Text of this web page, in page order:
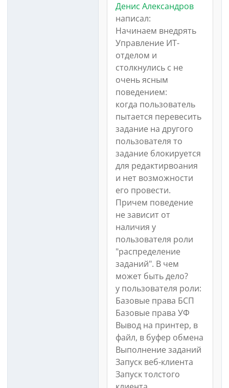
Денис Александров
написал:
Начинаем внедрять
Управление ИТ-
отделом и
столкнулись с не
очень ясным
поведением:
когда пользователь
пытается перевесить
задание на другого
пользователя то
задание блокируется
для редактирвоания
и нет возможности
его провести.
Причем поведение
не зависит от
наличия у
пользователя роли
"распределение
заданий". В чем
может быть дело?
у пользователя роли:
Базовые права БСП
Базовые права УФ
Вывод на принтер, в
файл, в буфер обмена
Выполнение заданий
Запуск веб-клиента
Запуск толстого